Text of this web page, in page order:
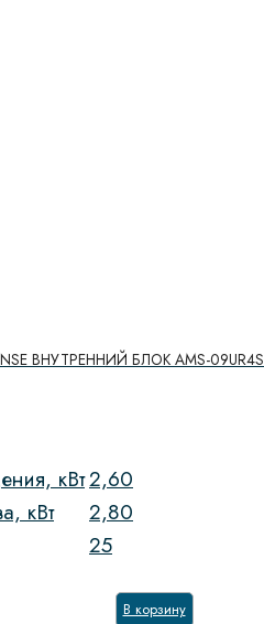
ВНУТРЕННИЙ БЛОК AMS-
кВт2,60
кВт
2,80
25
В корзину